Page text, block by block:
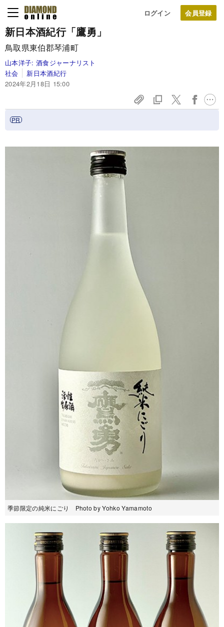
ログイン
新日本酒紀行「鷹勇」
鳥取県東伯郡琴浦町
山本洋子: 酒食ジャーナリスト
社会
新日本酒紀行
2024年2月18日 15:00
季節限定の純米にごり Photo by Yohko Yamamoto